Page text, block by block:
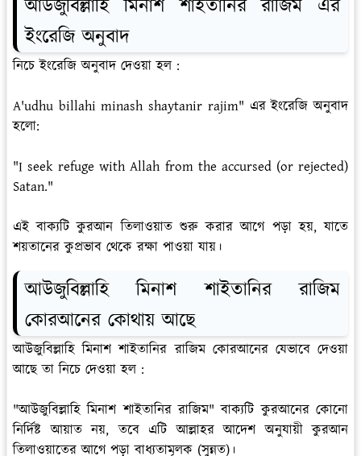
আউজুবিল্লাহি মিনাশ শাইতানির রাজিম এর
ইংরেজি অনুবাদ
নিচে ইংরেজি অনুবাদ দেওয়া হল :
A'udhu billahi minash shaytanir rajim" এর ইংরেজি অনুবাদ
হলো:
"I seek refuge with Allah from the accursed (or rejected)
Satan."
এই বাক্যটি কুরআন তিলাওয়াত শুরু করার আগে পড়া হয়, যাতে
শয়তানের কুপ্রভাব থেকে রক্ষা পাওয়া যায়।
আউজুবিল্লাহি মিনাশ শাইতানির রাজিম
কোরআনের কোথায় আছে
আউজুবিল্লাহি মিনাশ শাইতানির রাজিম কোরআনের যেভাবে দেওয়া
আছে তা নিচে দেওয়া হল :
"আউজুবিল্লাহি মিনাশ শাইতানির রাজিম" বাক্যটি কুরআনের কোনো
নির্দিষ্ট আয়াত নয়, তবে এটি আল্লাহর আদেশ অনুযায়ী কুরআন
তিলাওয়াতের আগে পড়া বাধ্যতামূলক (সুন্নত)।